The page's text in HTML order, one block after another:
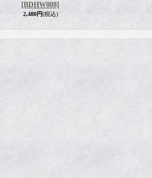
[BDHW008]
2,480円(税込)